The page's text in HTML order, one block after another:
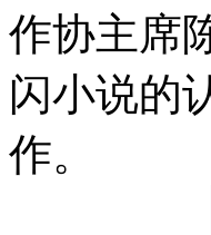
作协主席
闪小说的
作。